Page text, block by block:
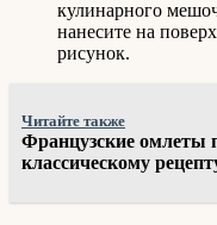
кулинарного
нанесите на
рисунок.
Читайте также
Французские омлеты
классическому